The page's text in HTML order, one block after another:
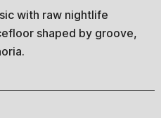
with raw nightlife
shaped by groove,